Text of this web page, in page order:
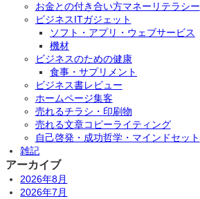
お金との付き合い方マネーリテラシー
ビジネスITガジェット
ソフト・アプリ・ウェブサービス
機材
ビジネスのための健康
食事・サプリメント
ビジネス書レビュー
ホームページ集客
売れるチラシ・印刷物
売れる文章コピーライティング
自己啓発・成功哲学・マインドセット
雑記
アーカイブ
2026年8月
2026年7月